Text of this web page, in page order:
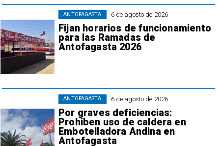
6 de agosto de 2026
Fijan horarios de funcionamiento
para las Ramadas de
Antofagasta 2026
ANTOFAGASTA
6 de agosto de 2026
Por graves deficiencias:
Prohiben uso de caldera en
Embotelladora Andina en
Antofagasta
ANTOFAGASTA